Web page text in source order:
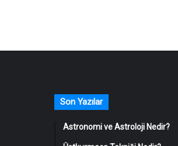
Son Yazılar
Astronomi ve Astroloji Nedir?